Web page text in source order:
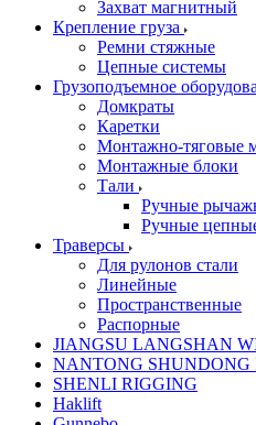
Захват магнитный
Крепление груза
Ремни стяжные
Цепные системы
Грузоподъемное
Домкраты
Каретки
Монтажно-тяговые
Монтажные блоки
Тали
Ручные
Ручные
Траверсы
Для рулонов стали
Линейные
Пространственные
Распорные
JIANGSU LANGSHAN
NANTONG SHUNDONG
SHENLI RIGGING
Haklift